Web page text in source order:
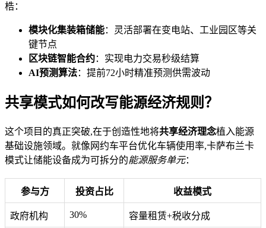
梏：
模块化集装箱储能：灵活部署在变电站、工业园区等关
键节点
区块链智能合约：实现电力交易秒级结算
AI预测算法：提前72小时精准预测供需波动
共享模式如何改写能源经济规则？
这个项目的真正突破,在于创造性地将共享经济理念植入能源
基础设施领域。就像网约车平台优化车辆使用率,卡萨布兰卡
模式让储能设备成为可拆分的能源服务单元：
参与方 投资占比 收益模式
政府机构 30% 容量租赁+税收分成